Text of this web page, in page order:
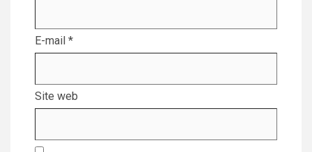
E-mail *
Site web